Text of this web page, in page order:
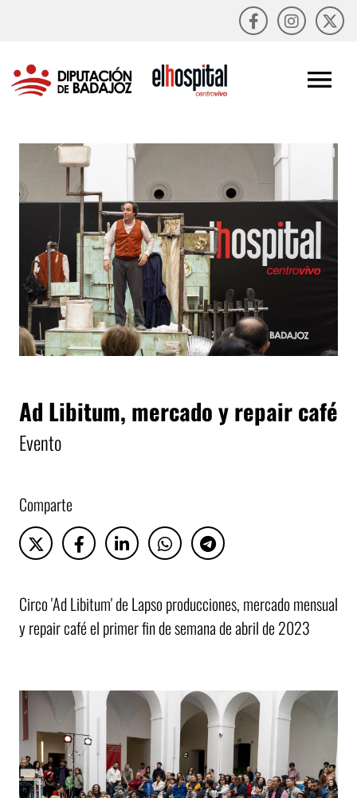
Ad Libitum, mercado y repair café
Evento
Comparte
Circo 'Ad Libitum' de Lapso producciones, mercado mensual
y repair café el primer fin de semana de abril de 2023